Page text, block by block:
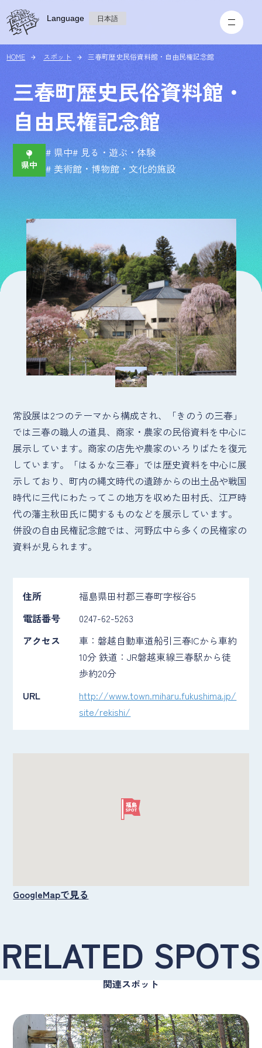
Language 日本語
HOME スポット 三春町歴史民俗資料館・自由民権記念館
三春町歴史民俗資料館・
自由民権記念館
# 県中# 見る・遊ぶ・体験
# 美術館・博物館・文化的施設
常設展は2つのテーマから構成され、「きのうの三春」
では三春の職人の道具、商家・農家の民俗資料を中心に
展示しています。商家の店先や農家のいろりばたを復元
しています。「はるかな三春」では歴史資料を中心に展
示しており、町内の縄文時代の遺跡からの出土品や戦国
時代に三代にわたってこの地方を収めた田村氏、江戸時
代の藩主秋田氏に関するものなどを展示しています。
併設の自由民権記念館では、河野広中ら多くの民権家の
資料が見られます。
住所
福島県田村郡三春町字桜谷5
電話番号
0247-62-5263
アクセス
車：磐越自動車道船引三春ICから車約
10分 鉄道：JR磐越東線三春駅から徒
歩約20分
URL
http://www.town.miharu.fukushima.jp/
site/rekishi/
GoogleMapで見る
RELATED SPOTS
関連スポット